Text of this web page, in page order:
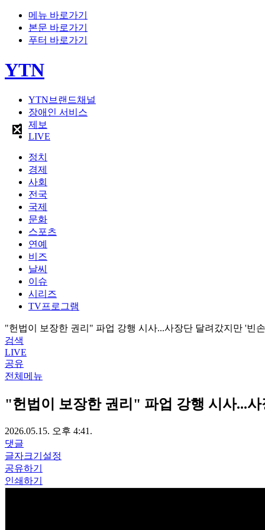
메뉴 바로가기
본문 바로가기
푸터 바로가기
YTN
YTN브랜드채널
장애인 서비스
제보
LIVE
정치
경제
사회
전국
국제
문화
스포츠
연예
비즈
날씨
이슈
시리즈
TV프로그램
"헌법이 보장한 권리" 파업 강행 시사...사장단 달려갔지만 '빈
검색
LIVE
공유
전체메뉴
"헌법이 보장한 권리" 파업 강행 시사...
2026.05.15. 오후 4:41.
댓글
글자크기설정
공유하기
인쇄하기